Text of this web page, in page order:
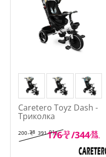
Caretero Toyz Dash -
Триколка
200 ,38
€ 391,91лв.
176,33
€ /344 ,88
лв.